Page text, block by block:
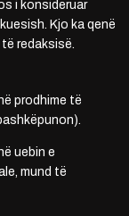
i konsideruar
Kjo ka qenë
redaksisë.
prodhime të
uebin e
mund të